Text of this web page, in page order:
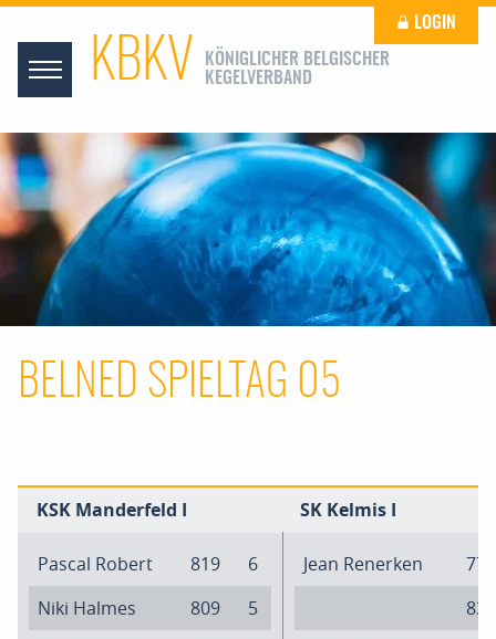
KBKV
KÖNIGLICHER BELGISCHER
KEGELVERBAND
LOGIN
BELNED SPIELTAG 05
KSK Manderfeld I SK Kelmis I
Pascal Robert 819
6
Niki Halmes
809
5
Jean Renerken
775
834